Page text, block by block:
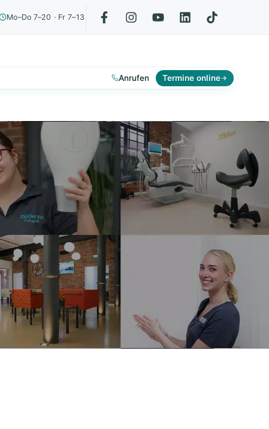
Mo–Do 7–20 · Fr 7–13
Anrufen Termine online